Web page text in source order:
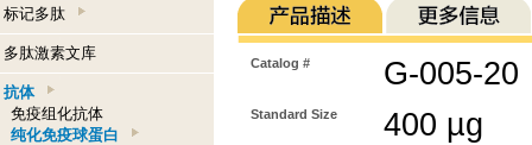
标记多肽
多肽激素文库
抗体
免疫组化抗体
纯化免疫球蛋白
Catalog # G-005-20
Standard Size 400 µg